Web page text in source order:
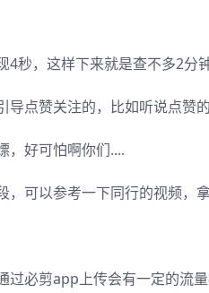
秒，这样下来就是查不多2分
点赞关注的，比如听说点赞
，好可怕啊你们....
可以参考一下同行的视频，拿
必剪app上传会有一定的流量